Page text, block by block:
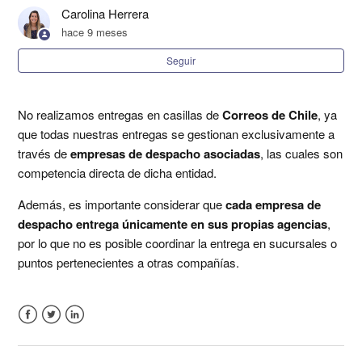
¿Puedo solicitar un horario de entrega?
Configuración administrativa y operativa
¿Qué es el horario de corte?
Cómo usar el panel de Analíticas
¿Cómo personalizar las notificaciones en Shipit? (Plan
Despega)
Plazos de resolución Couriers
Más información
Carolina Herrera
hace 9 meses
Seguir
No realizamos entregas en casillas deCorreos de Chile, ya
que todas nuestras entregas se gestionan exclusivamente a
través deempresas de despacho asociadas, las cuales son
competencia directa de dicha entidad.
Además, es importante considerar quecada empresa de
despacho entrega únicamente en sus propias agencias,
por lo que no es posible coordinar la entrega en sucursales o
puntos pertenecientes a otras compañías.